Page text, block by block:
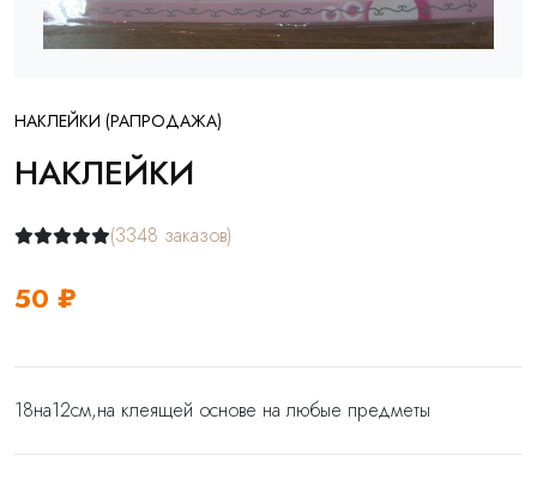
НАКЛЕЙКИ (РАПРОДАЖА)
НАКЛЕЙКИ
(3348 заказов)
50 ₽
18на12см,на клеящей основе на любые предметы